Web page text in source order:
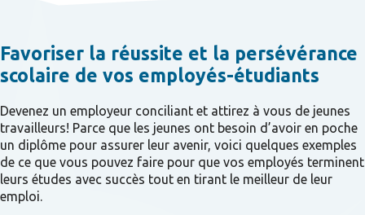
Favoriser la réussite et la persévérance
scolaire de vos employés-étudiants
Devenez un employeur conciliant et attirez à vous de jeunes
travailleurs! Parce que les jeunes ont besoin d’avoir en poche
un diplôme pour assurer leur avenir, voici quelques exemples
de ce que vous pouvez faire pour que vos employés terminent
leurs études avec succès tout en tirant le meilleur de leur
emploi.